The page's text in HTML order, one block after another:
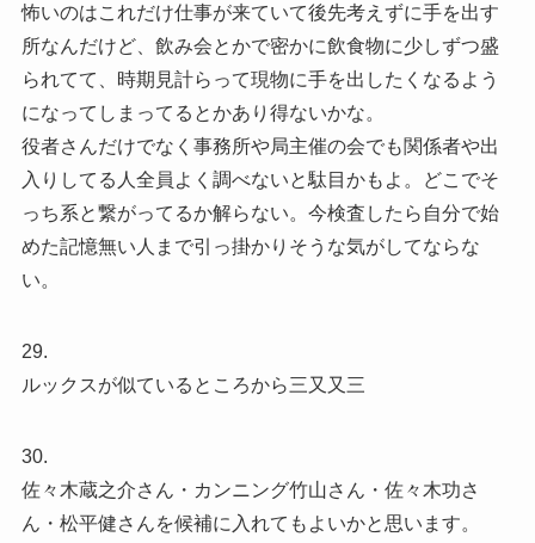
怖いのはこれだけ仕事が来ていて後先考えずに手を出す
所なんだけど、飲み会とかで密かに飲食物に少しずつ盛
られてて、時期見計らって現物に手を出したくなるよう
になってしまってるとかあり得ないかな。
役者さんだけでなく事務所や局主催の会でも関係者や出
入りしてる人全員よく調べないと駄目かもよ。どこでそ
っち系と繋がってるか解らない。今検査したら自分で始
めた記憶無い人まで引っ掛かりそうな気がしてならな
い。
29.
ルックスが似ているところから三又又三
30.
佐々木蔵之介さん・カンニング竹山さん・佐々木功さ
ん・松平健さんを候補に入れてもよいかと思います。